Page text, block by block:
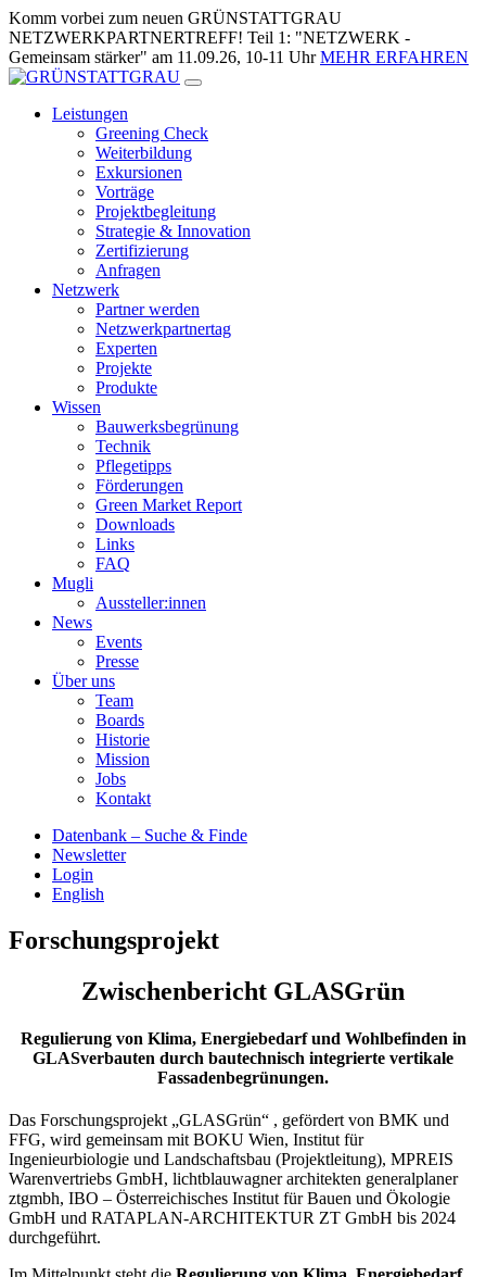
Zum
Inhalt
springen
Komm vorbei zum neuen GRÜNSTATTGRAU
NETZWERKPARTNERTREFF! Teil 1: "NETZWERK -
Gemeinsam stärker" am 11.09.26, 10-11 UhrMEHR ERFAHREN
Leistungen
Greening Check
Weiterbildung
Exkursionen
Vorträge
Projektbegleitung
Strategie & Innovation
Zertifizierung
Anfragen
Netzwerk
Partner werden
Netzwerkpartnertag
Experten
Projekte
Produkte
Wissen
Bauwerksbegrünung
Technik
Pflegetipps
Förderungen
Green Market Report
Downloads
Links
FAQ
Mugli
Aussteller:innen
News
Events
Presse
Über uns
Team
Boards
Historie
Mission
Jobs
Kontakt
Datenbank – Suche & Finde
Newsletter
Login
English
Forschungsprojekt
Zwischenbericht GLASGrün
Regulierung von Klima, Energiebedarf und Wohlbefinden in
GLASverbauten durch bautechnisch integrierte vertikale
Fassadenbegrünungen.
Das Forschungsprojekt „GLASGrün“ , gefördert von BMK und
FFG, wird gemeinsam mit BOKU Wien, Institut für
Ingenieurbiologie und Landschaftsbau (Projektleitung), MPREIS
Warenvertriebs GmbH, lichtblauwagner architekten generalplaner
ztgmbh, IBO – Österreichisches Institut für Bauen und Ökologie
GmbH und RATAPLAN-ARCHITEKTUR ZT GmbH bis 2024
durchgeführt.